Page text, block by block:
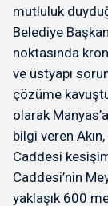
mutluluk
Belediye
noktasında
ve üstyapı
çözüme
olarak
bilgi veren
Caddesi
Caddesi’nin
yaklaşık 600